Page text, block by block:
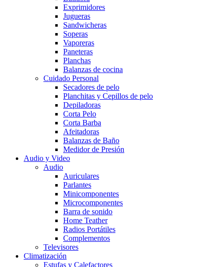
Exprimidores
Jugueras
Sandwicheras
Soperas
Vaporeras
Paneteras
Planchas
Balanzas de cocina
Cuidado Personal
Secadores de pelo
Planchitas y Cepillos de pelo
Depiladoras
Corta Pelo
Corta Barba
Afeitadoras
Balanzas de Baño
Medidor de Presión
Audio y Video
Audio
Auriculares
Parlantes
Minicomponentes
Microcomponentes
Barra de sonido
Home Teather
Radios Portátiles
Complementos
Televisores
Climatización
Estufas y Calefactores